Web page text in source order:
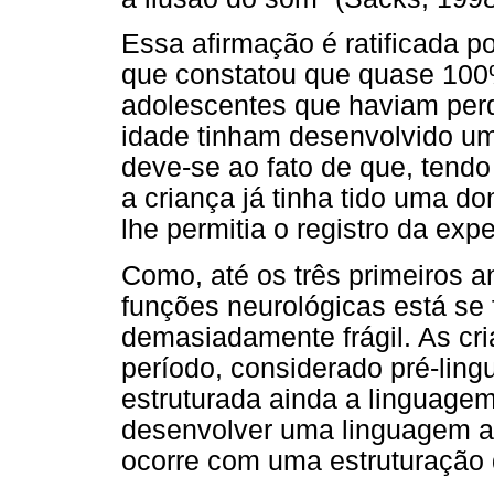
Essa afirmação é ratificada
que constatou que quase
adolescentes que haviam
idade tinham desenvolvido
deve-se ao fato de que,
a criança já tinha tido uma
lhe permitia o registro da
Como, até os três primeiros
funções neurológicas está
demasiadamente frágil. As
período, considerado pré-
estruturada ainda a
desenvolver uma linguagem
ocorre com uma estruturação